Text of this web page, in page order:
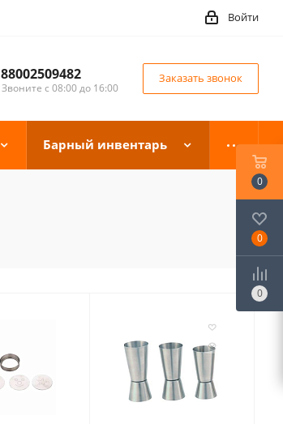
Войти
88002509482
Звоните с 08:00 до 16:00
Заказать звонок
Барный инвентарь
0
0
0